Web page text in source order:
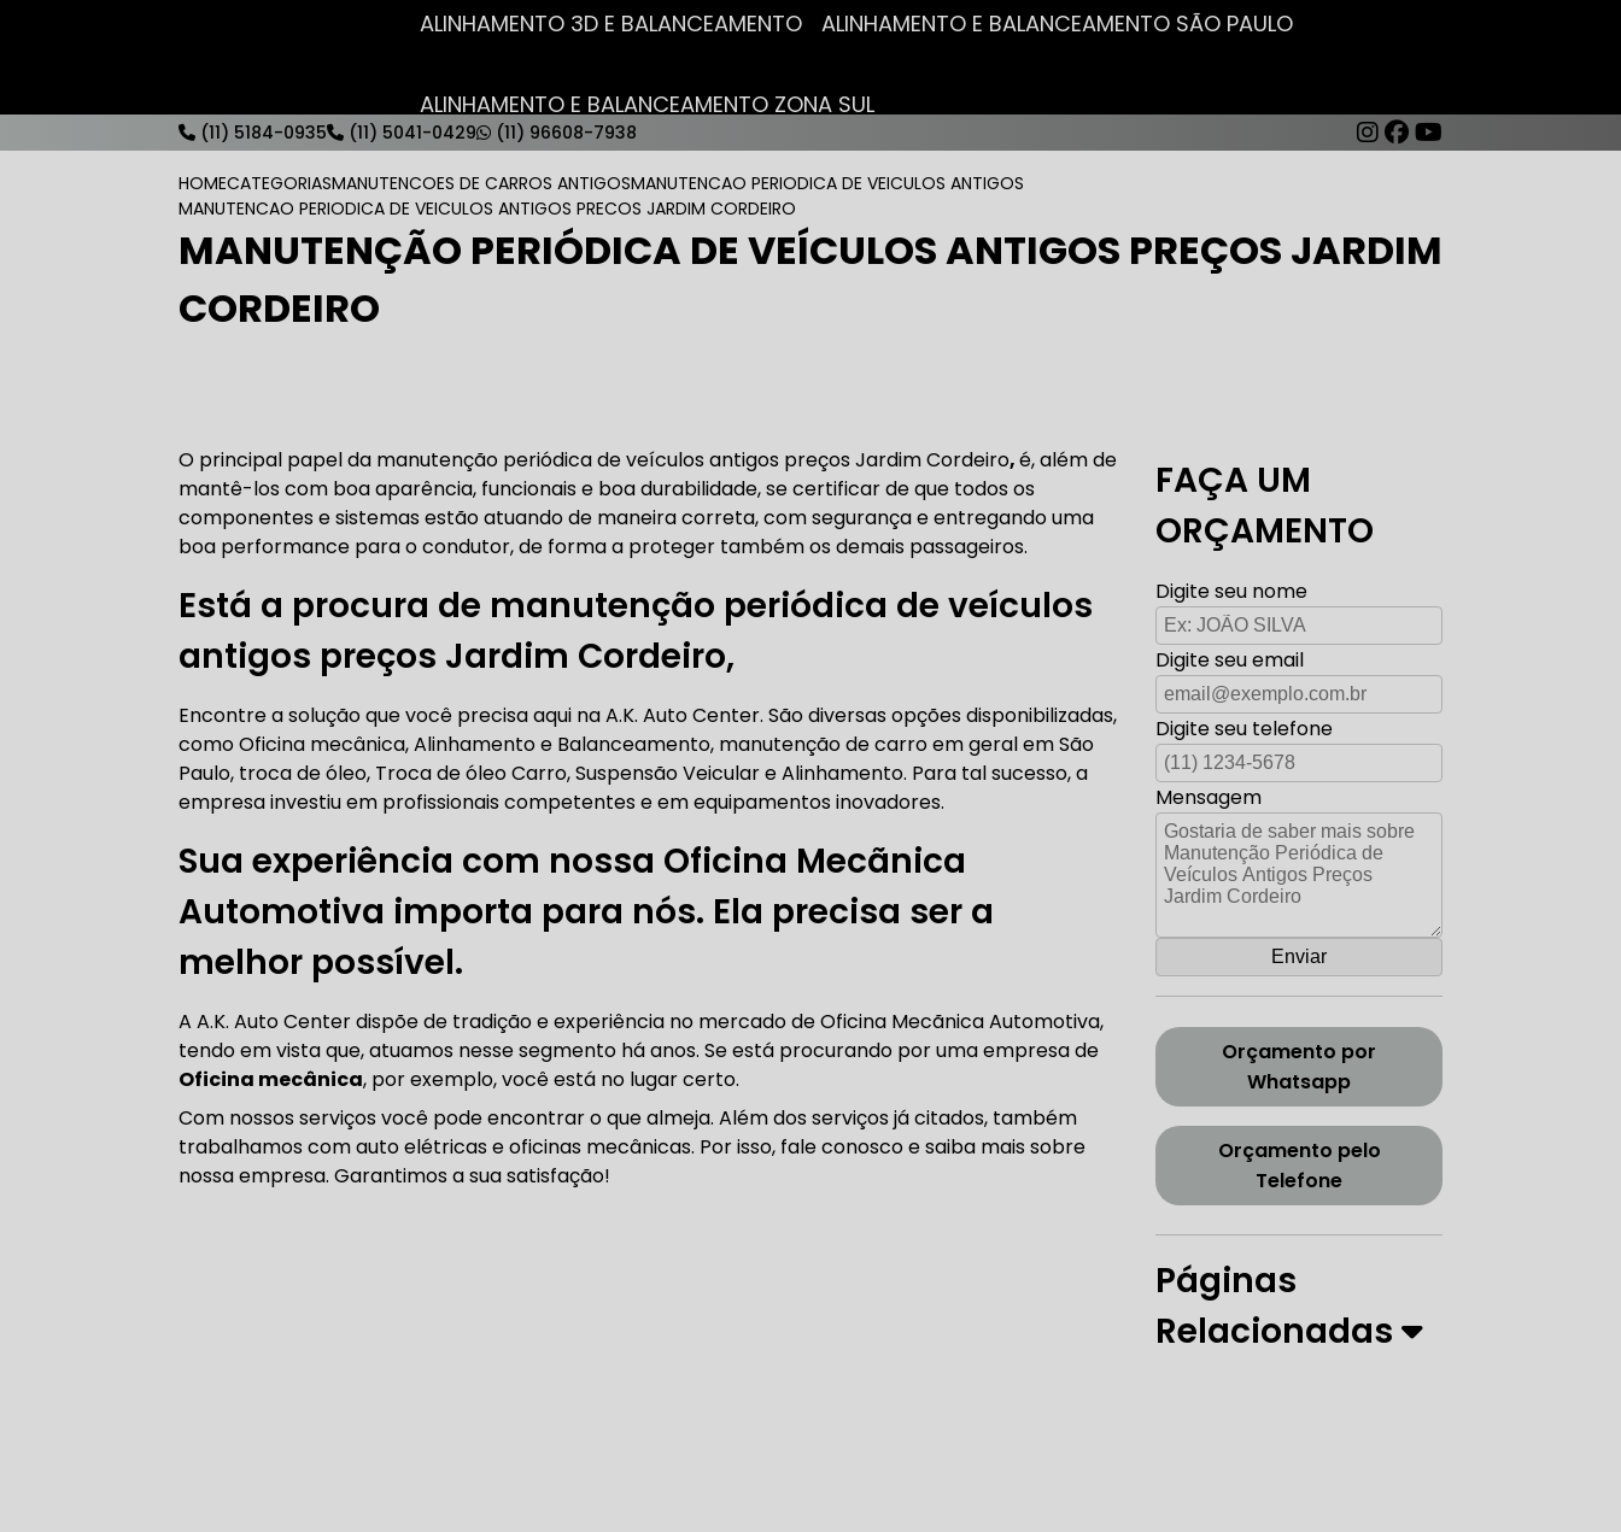
ALINHAMENTO 3D E BALANCEAMENTO ALINHAMENTO E BALANCEAMENTO SÃO PAULO
ALINHAMENTO E BALANCEAMENTO ZONA SUL
AUTO ELÉTRICA MAIS PRÓXIMO AUTO ELÉTRICA AUTOMOTIVA
AUTO ELÉTRICA ABERTA HOJE AUTO ELÉTRICA SOCORRO AUTO ELÉTRICA CARROS ANTIGOS
AUTO ELÉTRICA PRÓXIMO DE MIM AUTO ELÉTRICA SÃO PAULO AUTO ELÉTRICA ZONA SUL
TROCA CORREIA DENTADA CORREIA DENTADA LAND ROVER CORREIA DENTADA RANGE ROVER
TROCA DA CORREIA DENTADA DA LAND ROVER CORREIA DENTADA DISCOVERY
CORREIA DENTADA BMW CORREIA DENTADA MANUTENÇÃO CORREIA DENTADA TENSOR
CORREIA DENTADA CARRO CORREIA DENTADA SÃO PAULO CORREIA DENTADA ZONA SUL
(11) 5184-0935 (11) 5041-0429 (11) 96608-7938
HOMECATEGORIASMANUTENCOES DE CARROS ANTIGOSMANUTENCAO PERIODICA DE VEICULOS ANTIGOS
MANUTENCAO PERIODICA DE VEICULOS ANTIGOS PRECOS JARDIM CORDEIRO
MANUTENÇÃO PERIÓDICA DE VEÍCULOS ANTIGOS PREÇOS JARDIM
CORDEIRO
O principal papel da manutenção periódica de veículos antigos preços Jardim Cordeiro,é, além de
mantê-los com boa aparência, funcionais e boa durabilidade, se certificar de que todos os
componentes e sistemas estão atuando de maneira correta, com segurança e entregando uma
boa performance para o condutor, de forma a proteger também os demais passageiros.
Está a procura de manutenção periódica de veículos
antigos preços Jardim Cordeiro,
Encontre a solução que você precisa aqui na A.K. Auto Center. São diversas opções disponibilizadas,
como Oficina mecânica, Alinhamento e Balanceamento, manutenção de carro em geral em São
Paulo, troca de óleo, Troca de óleo Carro, Suspensão Veicular e Alinhamento. Para tal sucesso, a
empresa investiu em profissionais competentes e em equipamentos inovadores.
Sua experiência com nossa Oficina Mecãnica
Automotiva importa para nós. Ela precisa ser a
melhor possível.
A A.K. Auto Center dispõe de tradição e experiência no mercado de Oficina Mecãnica Automotiva,
tendo em vista que, atuamos nesse segmento há anos. Se está procurando por uma empresa de
Oficina mecânica, por exemplo, você está no lugar certo.
Com nossos serviços você pode encontrar o que almeja. Além dos serviços já citados, também
trabalhamos com auto elétricas e oficinas mecânicas. Por isso, fale conosco e saiba mais sobre
nossa empresa. Garantimos a sua satisfação!
FAÇA UM
ORÇAMENTO
Digite seu nome
Digite seu email
Digite seu telefone
Mensagem
Orçamento por
Whatsapp
Orçamento pelo
Telefone
Páginas
Relacionadas